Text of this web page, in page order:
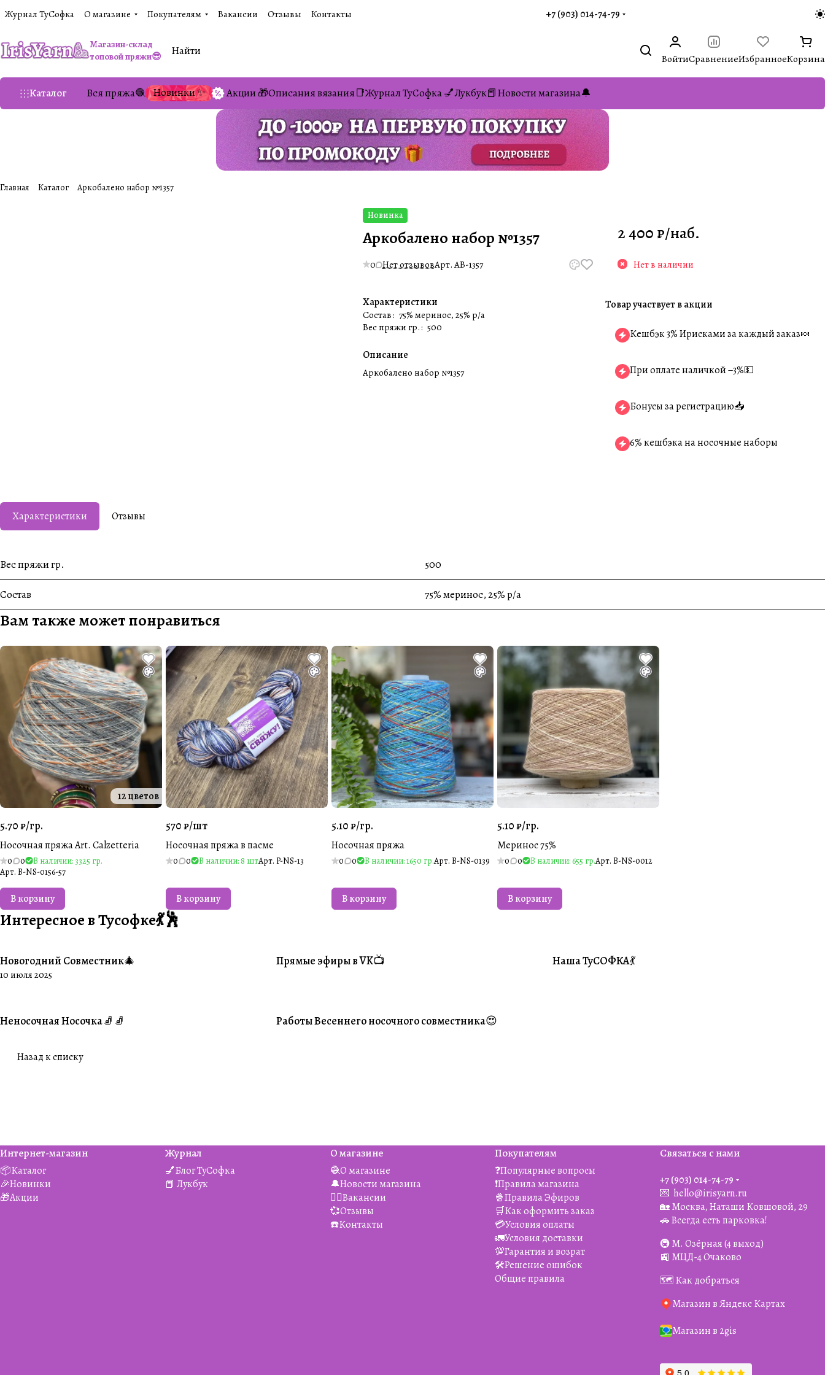
Журнал ТуСофка О магазине Покупателям Вакансии Отзывы Контакты +7 (903) 014-74-79‬
Магазин-склад
топовой пряжи😎
ВойтиСравнениеИзбранноеКорзина
Каталог Вся пряжа🧶 Новинки ✨ Акции 🎁Описания вязания📑Журнал ТуСофка 💅Лукбук📕Новости магазина🔔
Главная Каталог Аркобалено набор №1357
Новинка
Аркобалено набор №1357
0 Нет отзывовАрт.AB-1357
Характеристики
Состав: 75% меринос, 25% p/a
Вес пряжи гр.: 500
Описание
Аркобалено набор №1357
2 400 ₽/наб.
Нет в наличии
Товар участвует в акции
Кешбэк 3% Ирисками за каждый заказ🍬
При оплате наличкой −3%💵
Бонусы за регистрацию📥
6% кешбэка на носочные наборы
Характеристики Отзывы
Вес пряжи гр. 500
Состав 75% меринос, 25% p/a
Вам также может понравиться
12 цветов
5.70 ₽/гр.
Носочная пряжа Art. Calzetteria
0 0
В наличии: 3325 гр.
Арт. B-NS-0156-57
В корзину
570 ₽/шт
Носочная пряжа в пасме
0 0 В наличии: 8 штАрт. P-NS-13
В корзину
5.10 ₽/гр.
Носочная пряжа
0 0 В наличии: 1650 гр.Арт. B-NS-0139
В корзину
5.10 ₽/гр.
Меринос 75%
0 0 В наличии: 655 гр.Арт. B-NS-0012
В корзину
Интересное в Тусофке💃🕺
#Совместники
Новогодний Совместник🎄
10 июля 2025
#Житуха
Прямые эфиры в VK📺 #Совместники
Наша ТуСОФКА💃
#Ваше творчество
Неносочная Носочка🧦🧦 #Ваше творчество
Работы Весеннего носочного совместника😍
Назад к списку
Интернет-магазин
📦Каталог
🎉Новинки
🎁Акции
Журнал
💅Блог ТуСофка
📕 Лукбук
О магазине
🧶О магазине
🔔Новости магазина
👯‍♀️Вакансии
💞Отзывы
☎️Контакты
Покупателям
❓Популярные вопросы
❗️Правила магазина
🍿Правила Эфиров
🛒Как оформить заказ
💳Условия оплаты
🚛Условия доставки
💯Гарантия и возрат
🛠️Решение ошибок
Общие правила
Связаться с нами
+7 (903) 014-74-79‬
💌 hello@irisyarn.ru
🏡 Москва, Наташи Ковшовой, 29
🚗 Всегда есть парковка!
🚇 М. Озёрная (4 выход)
🚉 МЦД-4 Очаково
🗺️ Как добраться
Магазин в Яндекс Картах
Магазин в 2gis